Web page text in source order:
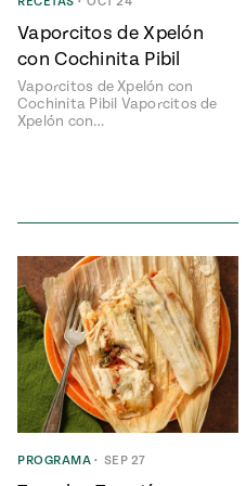
Local
Kitchens
Vaporcitos de Xpelón
con Cochinita Pibil
Vaporcitos de Xpelón con
Cochinita Pibil Vaporcitos de
Xpelón con…
PROGRAMA • SEP 27